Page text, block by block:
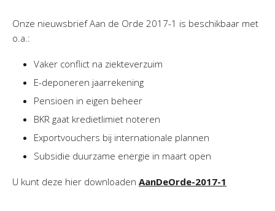
Onze nieuwsbrief Aan de Orde 2017-1 is beschikbaar met
o.a.:
Vaker conflict na ziekteverzuim
E-deponeren jaarrekening
Pensioen in eigen beheer
BKR gaat kredietlimiet noteren
Exportvouchers bij internationale plannen
Subsidie duurzame energie in maart open
U kunt deze hier downloaden AanDeOrde-2017-1